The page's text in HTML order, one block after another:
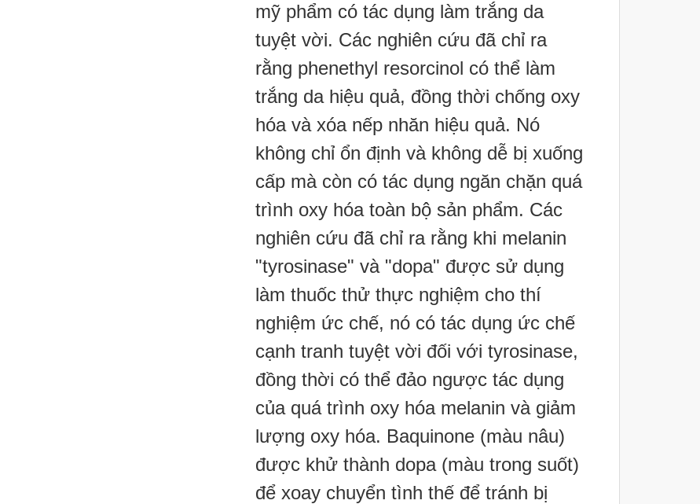
mỹ phẩm có tác dụng làm trắng da
tuyệt vời. Các nghiên cứu đã chỉ ra
rằng phenethyl resorcinol có thể làm
trắng da hiệu quả, đồng thời chống oxy
hóa và xóa nếp nhăn hiệu quả. Nó
không chỉ ổn định và không dễ bị xuống
cấp mà còn có tác dụng ngăn chặn quá
trình oxy hóa toàn bộ sản phẩm. Các
nghiên cứu đã chỉ ra rằng khi melanin
"tyrosinase" và "dopa" được sử dụng
làm thuốc thử thực nghiệm cho thí
nghiệm ức chế, nó có tác dụng ức chế
cạnh tranh tuyệt vời đối với tyrosinase,
đồng thời có thể đảo ngược tác dụng
của quá trình oxy hóa melanin và giảm
lượng oxy hóa. Baquinone (màu nâu)
được khử thành dopa (màu trong suốt)
để xoay chuyển tình thế để tránh bị